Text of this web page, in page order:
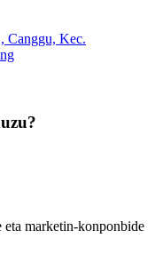
Canggu, Kec.
marketin-konponbide